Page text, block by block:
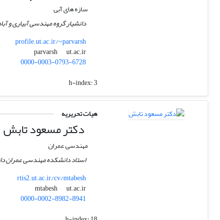
سازه های آبی
دانشیار گروه مهندسی آبیاری و
profile.ut.ac.ir/~parvarsh
parvarsh
ut.ac.ir
0000-0003-0793-6728
h-index:3
هیات تحریریه
دکتر مسعود تابش
مهندسی عمران
استاد دانشکده مهندسی عمران
rtis2.ut.ac.ir/cv/mtabesh
mtabesh
ut.ac.ir
0000-0002-8982-8941